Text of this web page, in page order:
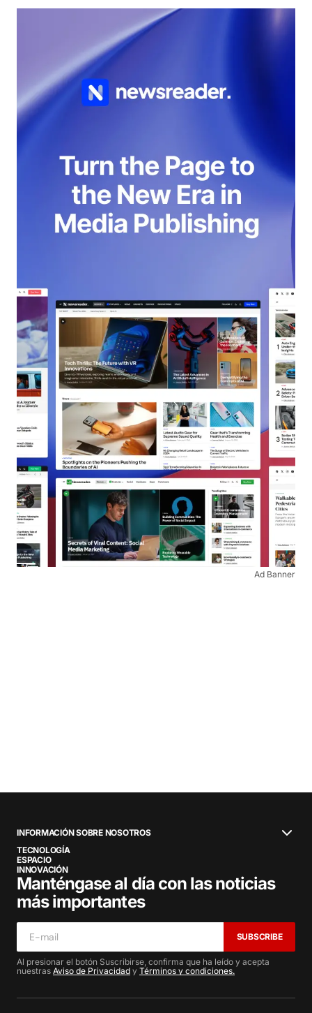
Ad Banner
INFORMACIÓN SOBRE NOSOTROS
TECNOLOGÍA
ESPACIO
INNOVACIÓN
Manténgase al día con las noticias
más importantes
SUBSCRIBE
Al presionar el botón Suscribirse, confirma que ha leído y acepta
nuestras Aviso de Privacidad y Términos y condiciones.